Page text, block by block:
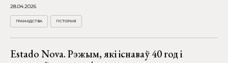
28.04.2026
ГРАМАДСТВА ГІСТОРЫЯ
Estado Nova. Рэжым, які існаваў 40 год і